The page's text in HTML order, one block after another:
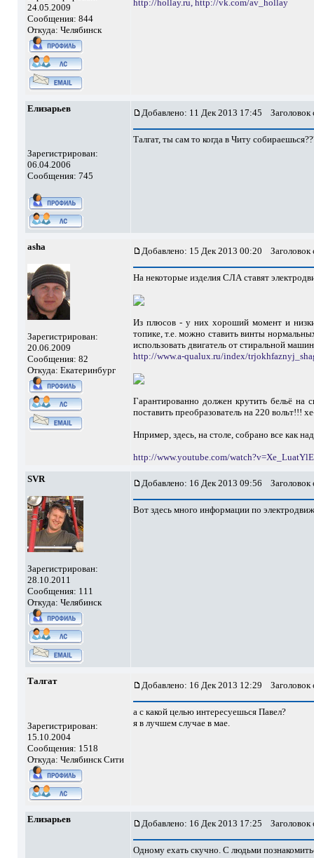
24.05.2009
Сообщения: 844
Откуда: Челябинск
http://hollay.ru, http://vk.com/av_hollay
Елизарьев
Зарегистрирован:
06.04.2006
Сообщения: 745
Добавлено: 11 Дек 2013 17:45
Талгат, ты сам то когда в Читу
asha
Зарегистрирован:
20.06.2009
Сообщения: 82
Откуда: Екатеринбург
Добавлено: 15 Дек 2013 00:20
На некоторые изделия СЛА ставят
Из плюсов - у них хороший момент и
топике, т.е. можно ставить винты
использовать двигатель от стиральной
http://www.a-qualux.ru/index/
Гарантированно должен крутить бельё
поставить преобразователь на 220 вольт!!!
Нпример, здесь, на столе, собрано все как
http://www.youtube.com/
SVR
Зарегистрирован:
28.10.2011
Сообщения: 111
Откуда: Челябинск
Добавлено: 16 Дек 2013 09:56
Вот здесь много информации по
Талгат
Зарегистрирован:
15.10.2004
Сообщения: 1518
Откуда: Челябинск Сити
Добавлено: 16 Дек 2013 12:29
а с какой целью интересуешься Павел?
я в лучшем случае в мае.
Елизарьев Добавлено: 16 Дек 2013 17:25
Одному ехать скучно. С людьми